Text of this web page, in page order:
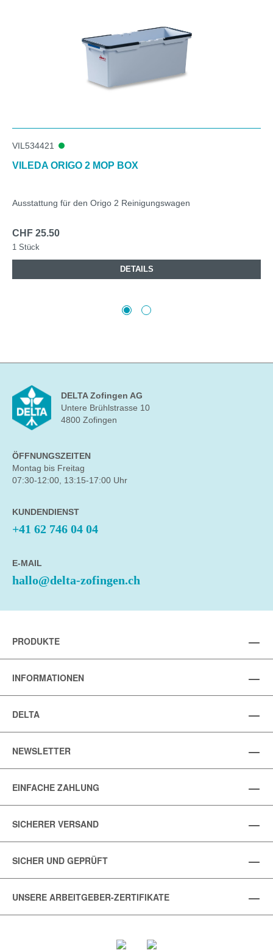
VIL534421
VILEDA ORIGO 2 MOP BOX
Ausstattung für den Origo 2 Reinigungswagen
CHF 25.50
1 Stück
DETAILS
DELTA Zofingen AG
Untere Brühlstrasse 10
4800 Zofingen
ÖFFNUNGSZEITEN
Montag bis Freitag
07:30-12:00, 13:15-17:00 Uhr
KUNDENDIENST
+41 62 746 04 04
E-MAIL
hallo@delta-zofingen.ch
PRODUKTE
INFORMATIONEN
DELTA
NEWSLETTER
EINFACHE ZAHLUNG
SICHERER VERSAND
SICHER UND GEPRÜFT
UNSERE ARBEITGEBER-ZERTIFIKATE